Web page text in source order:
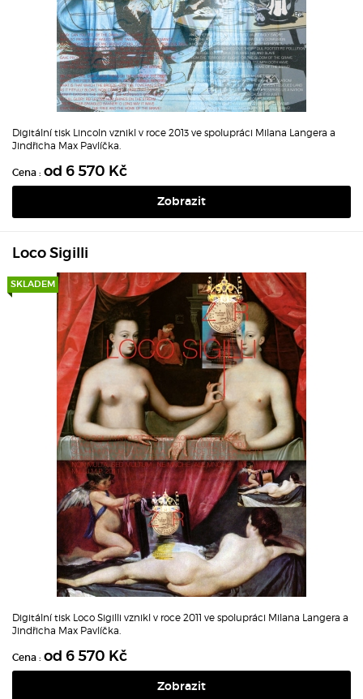
Digitální tisk Lincoln vznikl v roce 2013 ve spolupráci Milana Langera a
Jindřicha Max Pavlíčka.
Cena : od 6 570 Kč
Zobrazit
Loco Sigilli
SKLADEM
Digitální tisk Loco Sigilli vznikl v roce 2011 ve spolupráci Milana Langera a
Jindřicha Max Pavlíčka.
Cena : od 6 570 Kč
Zobrazit